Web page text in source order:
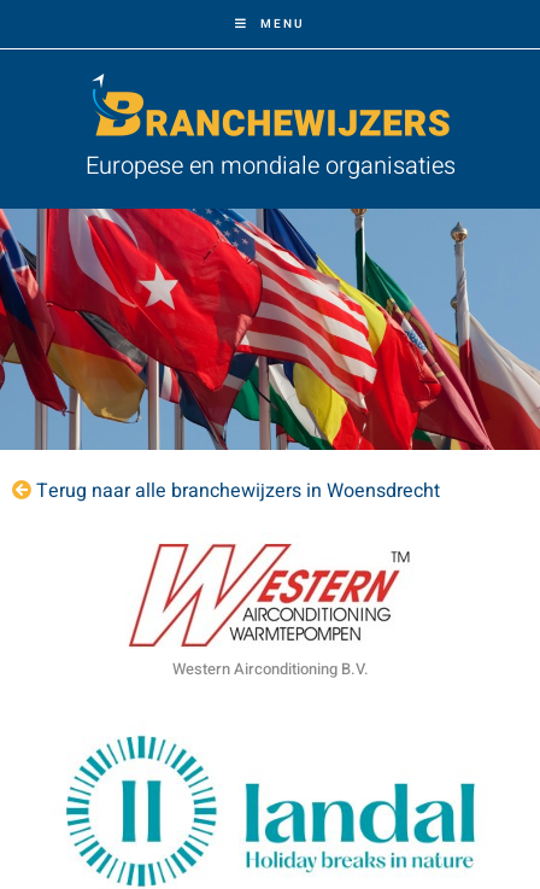
MENU
Europese en mondiale organisaties
Terug naar alle branchewijzers in Woensdrecht
Western Airconditioning B.V.